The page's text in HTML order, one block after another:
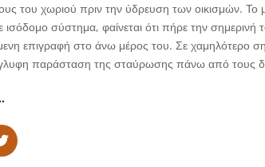
του χωριού πριν την ύδρευση των οικισμών.
ισόδομο σύστημα, φαίνεται ότι πήρε την
επιγραφή στο άνω μέρος του. Σε χαμηλότερο
παράσταση της σταύρωσης πάνω από τους